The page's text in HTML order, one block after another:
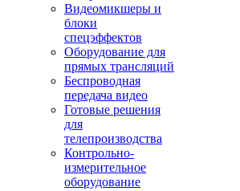
Видеомикшеры и
блоки
спецэффектов
Оборудование для
прямых трансляций
Беспроводная
передача видео
Готовые решения
для
телепроизводства
Контрольно-
измерительное
оборудование